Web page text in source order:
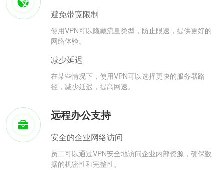
避免带宽限制
使用VPN可以隐藏流量类型，防止限速，提供更好的
网络体验。
减少延迟
在某些情况下，使用VPN可以选择更快的服务器路
径，减少延迟，提高网速。
远程办公支持
安全的企业网络访问
员工可以通过VPN安全地访问企业内部资源，确保数
据的机密性和完整性。